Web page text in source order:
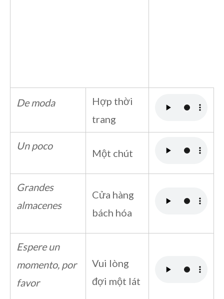
De moda
Hợp thời
trang
Un poco
Một chút
Grandes
almacenes
Cửa hàng
bách hóa
Espere un
momento, por
favor
Vui lòng
đợi một lát